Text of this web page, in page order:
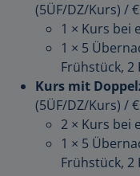
(5ÜF/DZ/Kurs) /
1 × Kurs bei
1 × 5
Frühstück, 2
Kurs mit
(5ÜF/DZ/Kurs) /
2 × Kurs bei
1 × 5
Frühstück, 2